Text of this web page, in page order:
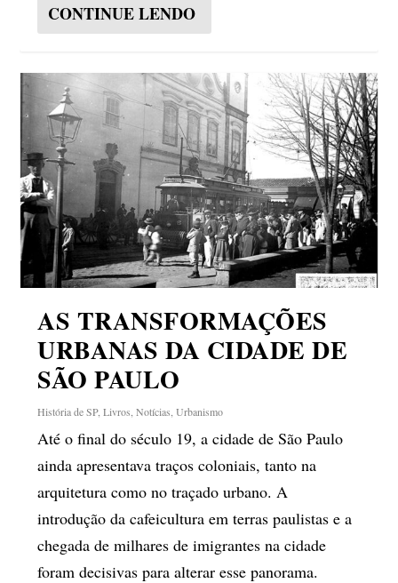
CONTINUE LENDO
AS TRANSFORMAÇÕES
URBANAS DA CIDADE DE
SÃO PAULO
História de SP,Livros ,Notícias ,Urbanismo
Até o final do século 19, a cidade de São Paulo
ainda apresentava traços coloniais, tanto na
arquitetura como no traçado urbano. A
introdução da cafeicultura em terras paulistas e a
chegada de milhares de imigrantes na cidade
foram decisivas para alterar esse panorama.